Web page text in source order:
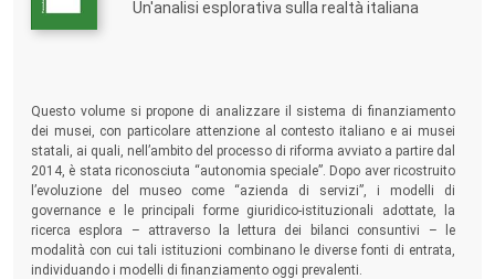
Un'analisi esplorativa sulla realtà italiana
Questo volume si propone di analizzare il sistema di finanziamento
dei musei, con particolare attenzione al contesto italiano e ai musei
statali, ai quali, nell’ambito del processo di riforma avviato a partire dal
2014, è stata riconosciuta “autonomia speciale”. Dopo aver ricostruito
l’evoluzione del museo come “azienda di servizi”, i modelli di
governance e le principali forme giuridico-istituzionali adottate, la
ricerca esplora – attraverso la lettura dei bilanci consuntivi – le
modalità con cui tali istituzioni combinano le diverse fonti di entrata,
individuando i modelli di finanziamento oggi prevalenti.